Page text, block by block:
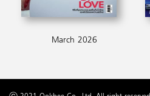
March 2026